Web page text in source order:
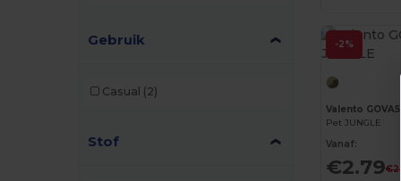
Gebruik
Casual (2)
Stof
-2%
Valento
Pet JUNGLE
Vanaf:
€2.79